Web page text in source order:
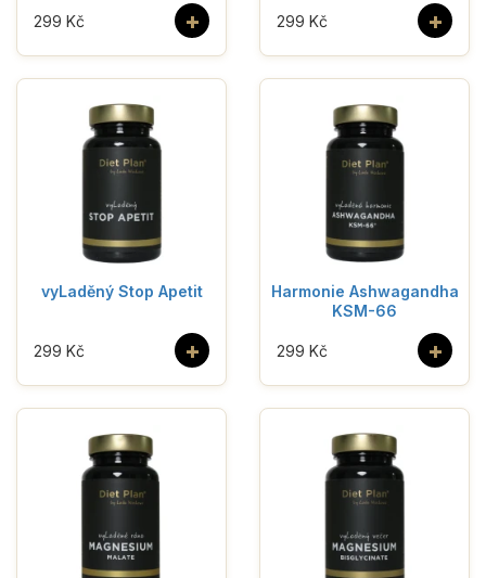
+
299 Kč +
299 Kč
vyLaděný Stop Apetit
+
299 Kč
Harmonie Ashwagandha
KSM-66
+
299 Kč